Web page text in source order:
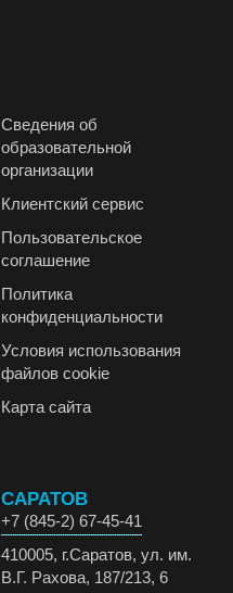
Сведения об
образовательной
организации
Клиентский сервис
Пользовательское
соглашение
Политика
конфиденциальности
Условия использования
файлов cookie
Карта сайта
САРАТОВ
+7 (845-2) 67-45-41
410005, г.Саратов, ул. им.
В.Г. Рахова, 187/213, 6